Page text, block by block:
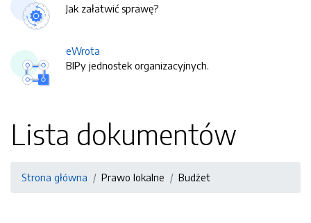
Jak załatwić sprawę?
eWrota
BIPy jednostek organizacyjnych.
Lista dokumentów
Strona główna Prawo lokalne Budżet